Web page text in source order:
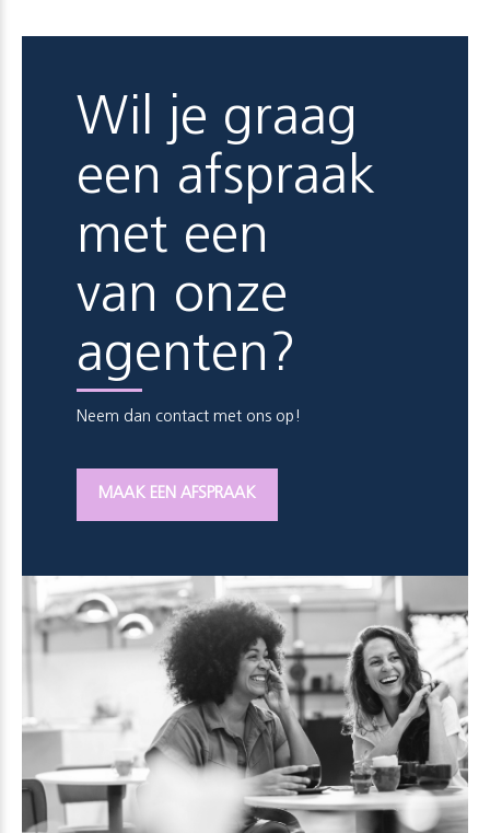
Wil je graag
een afspraak
met een
van onze
agenten?
Neem dan contact met ons op!
MAAK EEN AFSPRAAK